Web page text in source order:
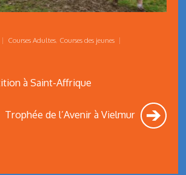
| Courses Adultes, Courses des jeunes |
à Saint-Affrique
Trophée de l’Avenir à Vielmur